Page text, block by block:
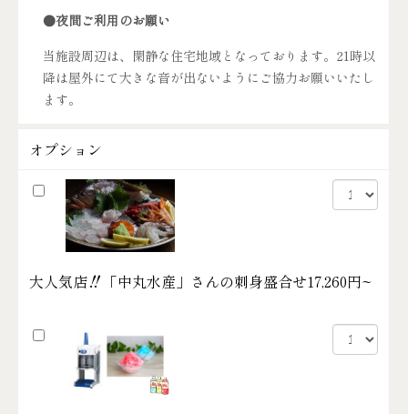
●夜間ご利用のお願い
当施設周辺は、閑静な住宅地域となっております。21時以
降は屋外にて大きな音が出ないようにご協力お願いいたし
ます。
オプション
大人気店‼「中丸水産」さんの刺身盛合せ17,260円~